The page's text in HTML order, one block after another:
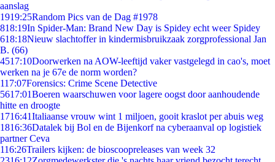
aanslag
1919:25Random Pics van de Dag #1978
818:19In Spider-Man: Brand New Day is Spidey echt weer Spidey
618:18Nieuw slachtoffer in kindermisbruikzaak zorgprofessional Jan
B. (66)
4517:10Doorwerken na AOW-leeftijd vaker vastgelegd in cao's, moet
werken na je 67e de norm worden?
117:07Forensics: Crime Scene Detective
5617:01Boeren waarschuwen voor lagere oogst door aanhoudende
hitte en droogte
1716:41Italiaanse vrouw wint 1 miljoen, gooit kraslot per abuis weg
1816:36Datalek bij Bol en de Bijenkorf na cyberaanval op logistiek
partner Ceva
116:26Trailers kijken: de bioscoopreleases van week 32